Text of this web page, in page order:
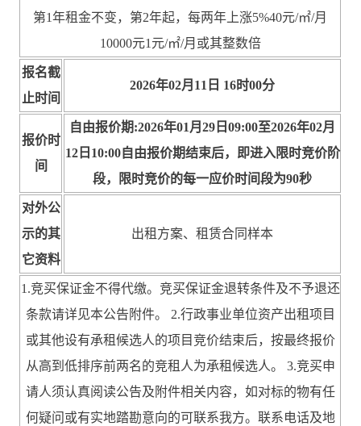
第1年租金不变，第2年起，每两年上涨5%40元/㎡/月
10000元1元/㎡/月或其整数倍
报名截
止时间
2026年02月11日 16时00分
报价时
间
自由报价期:2026年01月29日09:00至2026年02月
12日10:00自由报价期结束后，即进入限时竞价阶
段，限时竞价的每一应价时间段为90秒
对外公
示的其
它资料
出租方案、租赁合同样本
1.竞买保证金不得代缴。竞买保证金退转条件及不予退还
条款请详见本公告附件。 2.行政事业单位资产出租项目
或其他设有承租候选人的项目竞价结束后，按最终报价
从高到低排序前两名的竞租人为承租候选人。 3.竞买申
请人须认真阅读公告及附件相关内容，如对标的物有任
何疑问或有实地踏勘意向的可联系我方。联系电话及地